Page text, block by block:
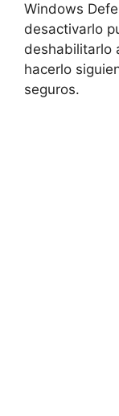
Windows
desactivarlo
deshabilitarlo
hacerlo
seguros.